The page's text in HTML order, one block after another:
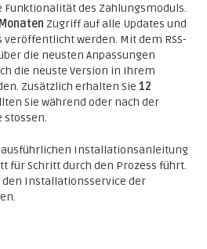
des Zahlungsmoduls.
Zugriff auf alle Updates und
veröffentlicht werden. Mit dem RSS-
die neusten Anpassungen
die neuste Version in Ihrem
Zusätzlich erhalten Sie 12
Sie während oder nach der
Installationsanleitung
für Schritt durch den Prozess führt.
den Installationsservice der